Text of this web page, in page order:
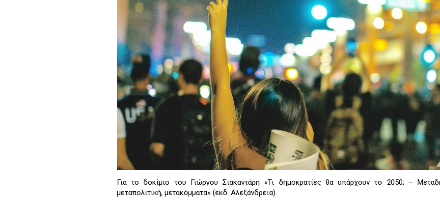
Για το δοκίμιο του Γιώργου Σιακαντάρη «Τι δημοκρατίες θα υπάρχουν το 2050; –
μεταπολιτική, μετακόμματα» (εκδ. Αλεξάνδρεια).